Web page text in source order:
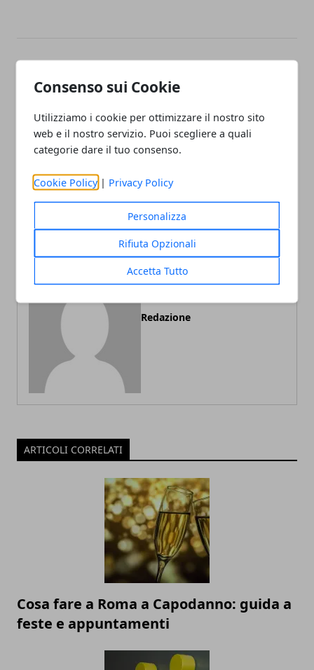
Consenso sui Cookie
Utilizziamo i cookie per ottimizzare il nostro sito
web e il nostro servizio. Puoi scegliere a quali
categorie dare il tuo consenso.
Cookie Policy | Privacy Policy
Personalizza
Rifiuta Opzionali
Accetta Tutto
Articolo Precedente
quasi 1 milione i veicoli
“condivisi” sulle nostre
strade
Redazione
ARTICOLI CORRELATI
Cosa fare a Roma a Capodanno: guida a
feste e appuntamenti